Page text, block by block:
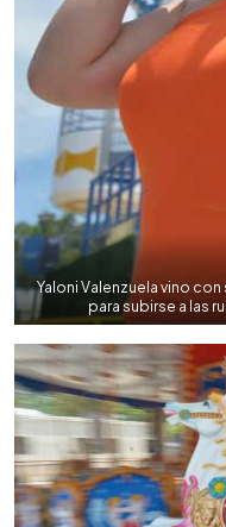
Yaloni Valenzuela vino
para subirse a las